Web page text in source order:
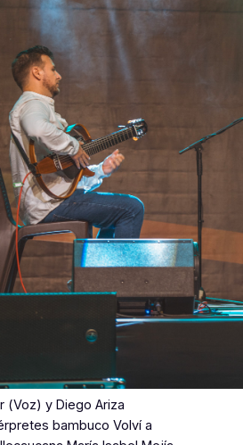
(Voz) y Diego Ariza
bambuco Volví a